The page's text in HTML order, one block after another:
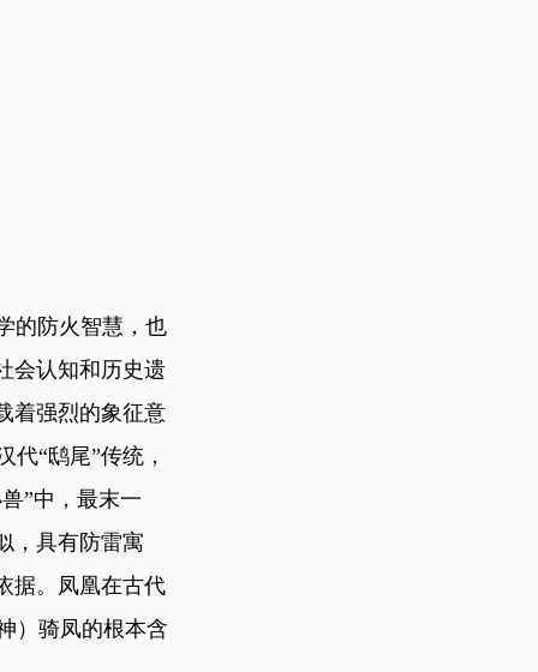
的防火智慧，也
会认知和历史遗
着强烈的象征意
“鸱尾”传统，
”中，最末一
，具有防雷寓
据。凤凰在古代
）骑凤的根本含